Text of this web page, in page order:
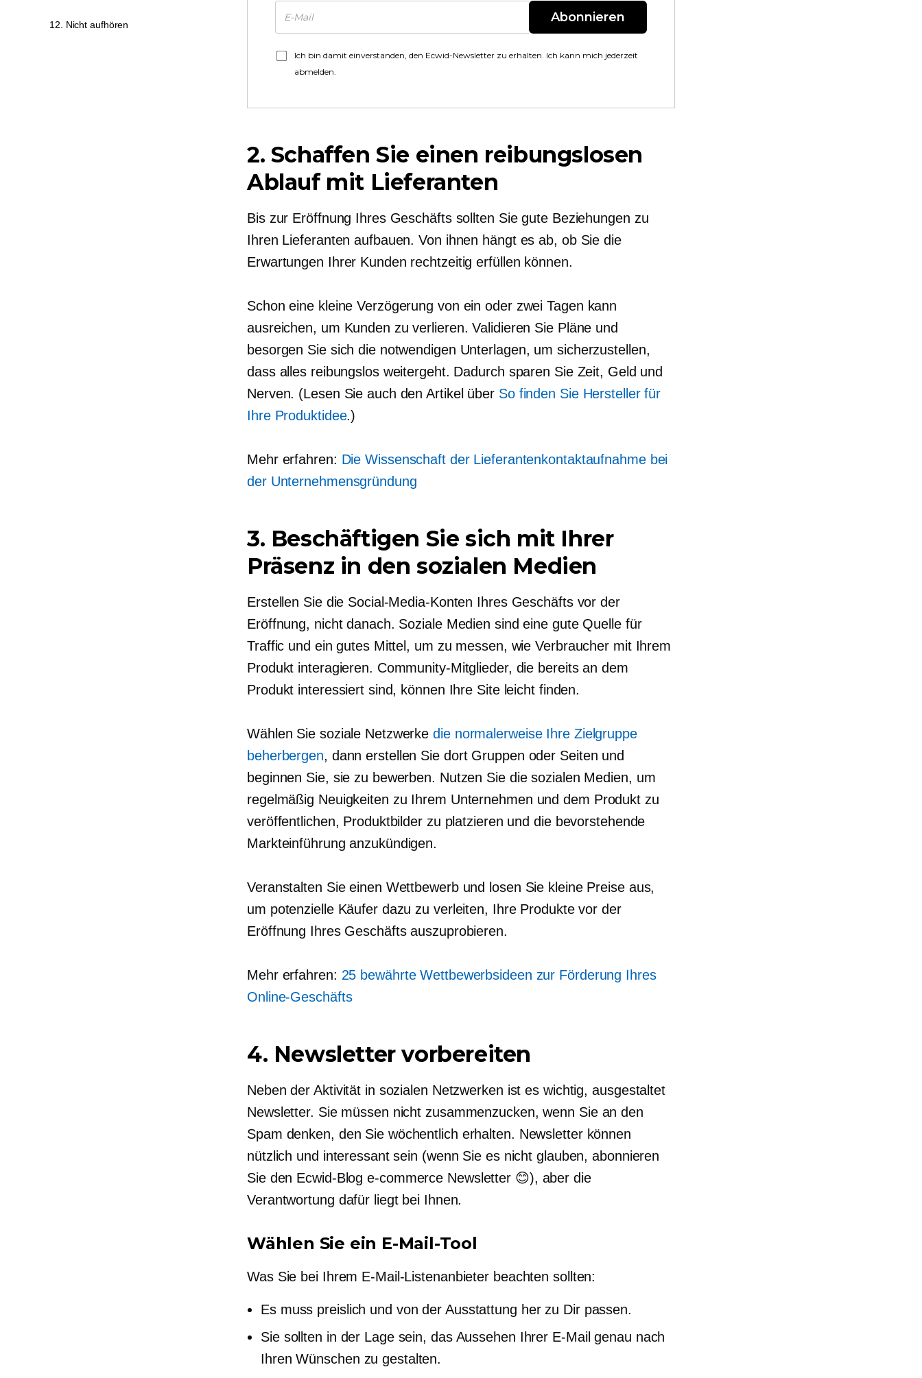
Abonnieren
Ich bin damit einverstanden, den Ecwid-Newsletter zu erhalten. Ich kann mich jederzeit
abmelden.
2. Schaffen Sie einen reibungslosen
Ablauf mit Lieferanten
Bis zur Eröffnung Ihres Geschäfts sollten Sie gute Beziehungen zu
Ihren Lieferanten aufbauen. Von ihnen hängt es ab, ob Sie die
Erwartungen Ihrer Kunden rechtzeitig erfüllen können.
Schon eine kleine Verzögerung von ein oder zwei Tagen kann
ausreichen, um Kunden zu verlieren. Validieren Sie Pläne und
besorgen Sie sich die notwendigen Unterlagen, um sicherzustellen,
dass alles reibungslos weitergeht. Dadurch sparen Sie Zeit, Geld und
Nerven. (Lesen Sie auch den Artikel über So finden Sie Hersteller für
Ihre Produktidee.)
Mehr erfahren: Die Wissenschaft der Lieferantenkontaktaufnahme bei
der Unternehmensgründung
3. Beschäftigen Sie sich mit Ihrer
Präsenz in den sozialen Medien
Erstellen Sie die Social-Media-Konten Ihres Geschäfts vor der
Eröffnung, nicht danach. Soziale Medien sind eine gute Quelle für
Traffic und ein gutes Mittel, um zu messen, wie Verbraucher mit Ihrem
Produkt interagieren. Community-Mitglieder, die bereits an dem
Produkt interessiert sind, können Ihre Site leicht finden.
Wählen Sie soziale Netzwerkedie normalerweise Ihre Zielgruppe
beherbergen, dann erstellen Sie dort Gruppen oder Seiten und
beginnen Sie, sie zu bewerben. Nutzen Sie die sozialen Medien, um
regelmäßig Neuigkeiten zu Ihrem Unternehmen und dem Produkt zu
veröffentlichen, Produktbilder zu platzieren und die bevorstehende
Markteinführung anzukündigen.
Veranstalten Sie einen Wettbewerb und losen Sie kleine Preise aus,
um potenzielle Käufer dazu zu verleiten, Ihre Produkte vor der
Eröffnung Ihres Geschäfts auszuprobieren.
Mehr erfahren: 25 bewährte Wettbewerbsideen zur Förderung Ihres
Online-Geschäfts
4. Newsletter vorbereiten
Neben der Aktivität in sozialen Netzwerken ist es wichtig,ausgestaltet
Newsletter. Sie müssen nicht zusammenzucken, wenn Sie an den
Spam denken, den Sie wöchentlich erhalten. Newsletter können
nützlich und interessant sein (wenn Sie es nicht glauben, abonnieren
Sie den Ecwid-Bloge-commerce Newsletter 😊), aber die
Verantwortung dafür liegt bei Ihnen.
Wählen Sie ein E-Mail-Tool
Was Sie bei Ihrem E-Mail-Listenanbieter beachten sollten:
Es muss preislich und von der Ausstattung her zu Dir passen.
Sie sollten in der Lage sein, das Aussehen Ihrer E-Mail genau nach
Ihren Wünschen zu gestalten.
12. Nicht aufhören